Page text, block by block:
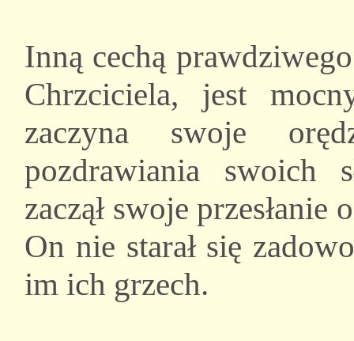
Inną cechą
Chrzciciela, jest
zaczyna swoje
pozdrawiania swoich
zaczął swoje przesłanie
On nie starał się
im ich grzech.